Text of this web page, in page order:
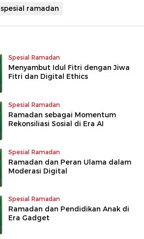
spesial ramadan
Spesial Ramadan
Menyambut Idul Fitri dengan Jiwa
Fitri dan Digital Ethics
Spesial Ramadan
Ramadan sebagai Momentum
Rekonsiliasi Sosial di Era AI
Spesial Ramadan
Ramadan dan Peran Ulama dalam
Moderasi Digital
Spesial Ramadan
Ramadan dan Pendidikan Anak di
Era Gadget